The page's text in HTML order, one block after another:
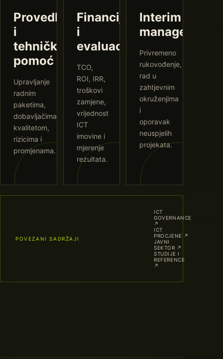
Provedba
i
tehnička
pomoć
Upravljanje
radnim
paketima,
dobavljačima,
kvalitetom,
rizicima i
promjenama.
Financije
i
evaluacija
TCO,
ROI, IRR,
troškovi
zamjene,
vrijednost
ICT
imovine i
mjerenje
rezultata.
Interim
management
Privremeno
rukovođenje,
rad u
zahtjevnim
okruženjima
i
oporavak
neuspjelih
projekata.
POVEZANI SADRŽAJI
ICT
GOVERNANCE
↗
ICT
PROCJENE ↗
JAVNI
SEKTOR ↗
STUDIJE I
REFERENCE
↗